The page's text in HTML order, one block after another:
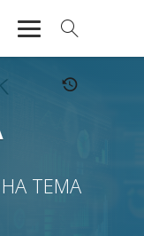
НА ТЕМА